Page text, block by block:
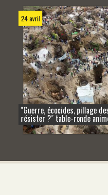
24 avril
"Guerre, écocides, pillage
résister ?" table-ronde